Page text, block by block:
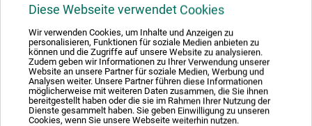
Diese Webseite verwendet Cookies
Wir verwenden Cookies, um Inhalte und Anzeigen zu
personalisieren, Funktionen für soziale Medien anbieten zu
können und die Zugriffe auf unsere Website zu analysieren.
Zudem geben wir Informationen zu Ihrer Verwendung unserer
Website an unsere Partner für soziale Medien, Werbung und
Analysen weiter. Unsere Partner führen diese Informationen
möglicherweise mit weiteren Daten zusammen, die Sie ihnen
bereitgestellt haben oder die sie im Rahmen Ihrer Nutzung der
Dienste gesammelt haben. Sie geben Einwilligung zu unseren
Cookies, wenn Sie unsere Webseite weiterhin nutzen.